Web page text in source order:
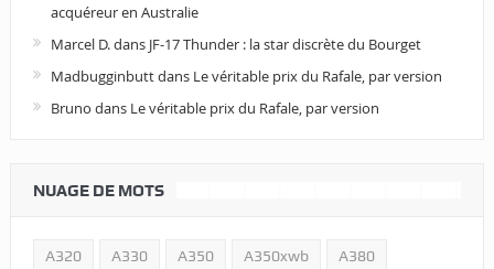
acquéreur en Australie
Marcel D.dans JF-17 Thunder : la star discrète du Bourget
Madbugginbuttdans Le véritable prix du Rafale, par version
Bruno dans Le véritable prix du Rafale, par version
NUAGE DE MOTS
A320 A330 A350 A350xwb A380